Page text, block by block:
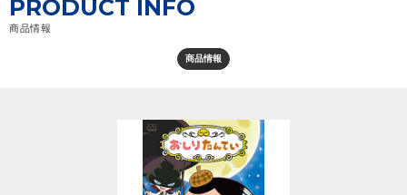
閉じる
リリース
PRODUCT INFO
商品情報
商品情報